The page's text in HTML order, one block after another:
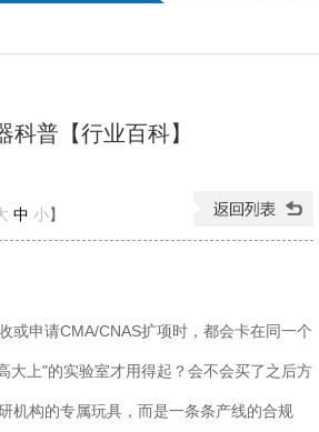
普【行业百科】
中 小】
申请CMA/CNAS扩项时，都会卡在同一个
大上"的实验室才用得起？会不会买了之后方
机构的专属玩具，而是一条条产线的合规